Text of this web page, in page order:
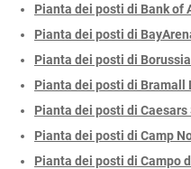
Pianta dei posti di Bank of
Pianta dei posti di
Pianta dei posti di
Pianta dei posti di Bramall
Pianta dei posti di Caesars
Pianta dei posti di Camp
Pianta dei posti di Campo